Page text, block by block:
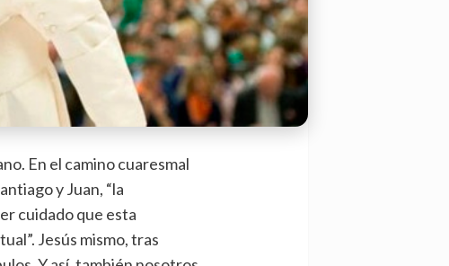
En el camino cuaresmal
y Juan, “la
cuidado que esta
Jesús mismo, tras